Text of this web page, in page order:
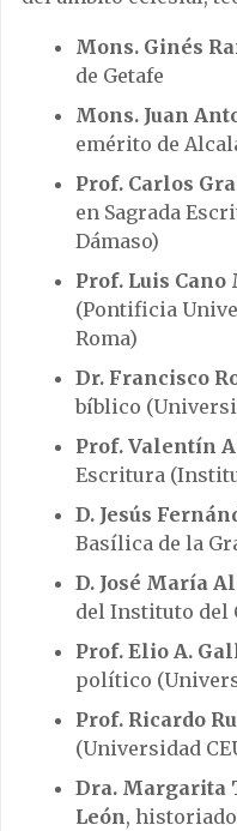
Mons. Ginés
de Getafe
Mons. Juan
emérito de
Prof. Carlos
en Sagrada
Dámaso)
Prof. Luis Cano
(Pontificia
Roma)
Dr. Francisco
bíblico
Prof. Valentín
Escritura
D. Jesús
Basílica de la
D. José María
del Instituto del
Prof. Elio A.
político
Prof. Ricardo
(Universidad
Dra. Margarita
León,